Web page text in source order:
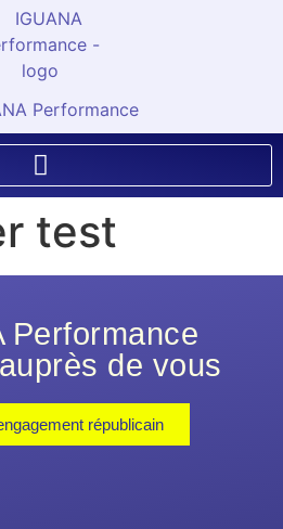
test
Performance
de vous
républicain